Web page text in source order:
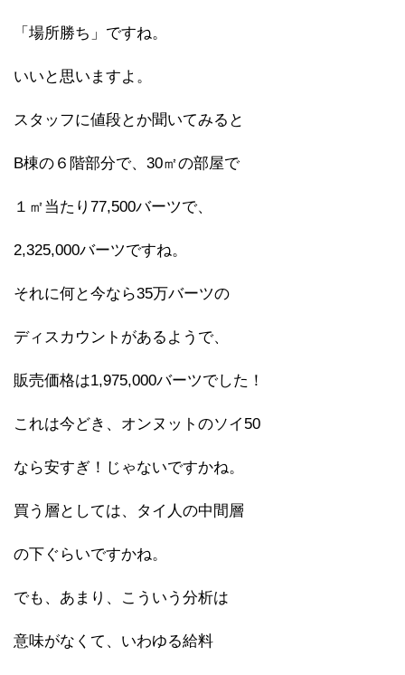
「場所勝ち」ですね。
いいと思いますよ。
スタッフに値段とか聞いてみると
B棟の６階部分で、30㎡の部屋で
１㎡当たり77,500バーツで、
2,325,000バーツですね。
それに何と今なら35万バーツの
ディスカウントがあるようで、
販売価格は1,975,000バーツでした！
これは今どき、オンヌットのソイ50
なら安すぎ！じゃないですかね。
買う層としては、タイ人の中間層
の下ぐらいですかね。
でも、あまり、こういう分析は
意味がなくて、いわゆる給料